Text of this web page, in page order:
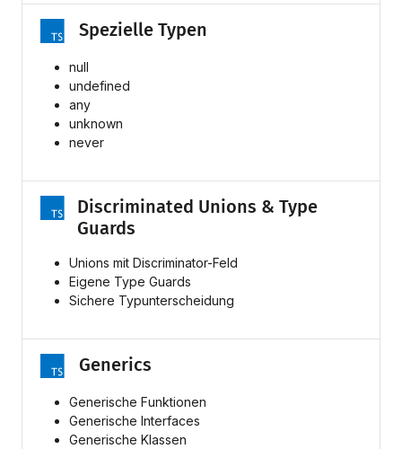
Spezielle Typen
null
undefined
any
unknown
never
Discriminated Unions & Type
Guards
Unions mit Discriminator-Feld
Eigene Type Guards
Sichere Typunterscheidung
Generics
Generische Funktionen
Generische Interfaces
Generische Klassen